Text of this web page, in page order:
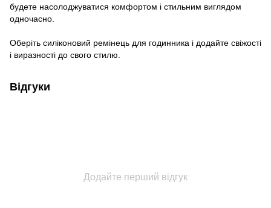
будете насолоджуватися комфортом і стильним виглядом
одночасно.
Оберіть силіконовий ремінець для годинника і додайте свіжості
і виразності до свого стилю.
Відгуки
Додайте перший відгук